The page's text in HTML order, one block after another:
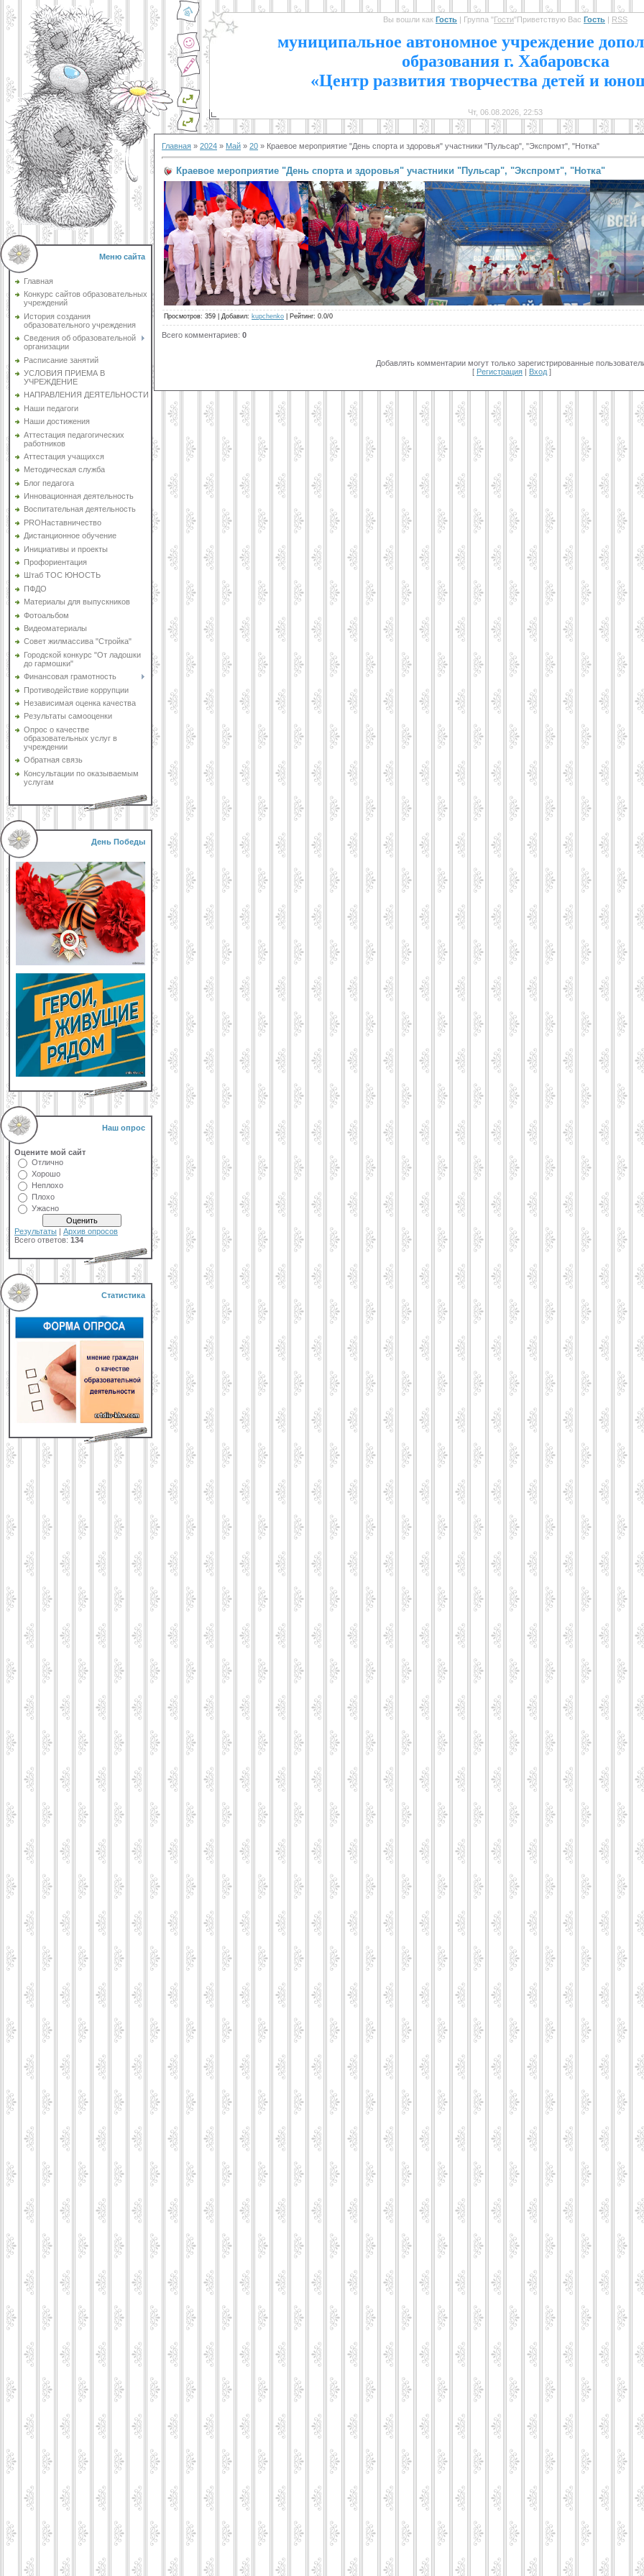
Меню сайта
Главная
Конкурс сайтов образовательных
учреждений
История создания
образовательного учреждения
Сведения об образовательной
организации
Расписание занятий
УСЛОВИЯ ПРИЕМА В
УЧРЕЖДЕНИЕ
НАПРАВЛЕНИЯ ДЕЯТЕЛЬНОСТИ
Наши педагоги
Наши достижения
Аттестация педагогических
работников
Аттестация учащихся
Методическая служба
Блог педагога
Инновационная деятельность
Воспитательная деятельность
PROНаставничество
Дистанционное обучение
Инициативы и проекты
Профориентация
Штаб ТОС ЮНОСТЬ
ПФДО
Материалы для выпускников
Фотоальбом
Видеоматериалы
Совет жилмассива "Стройка"
Городской конкурс "От ладошки
до гармошки"
Финансовая грамотность
Противодействие коррупции
Независимая оценка качества
Результаты самооценки
Опрос о качестве
образовательных услуг в
учреждении
Обратная связь
Консультации по оказываемым
услугам
День Победы
Наш опрос
Оцените мой сайт
Отлично
Хорошо
Неплохо
Плохо
Ужасно
Результаты | Архив опросов
Всего ответов: 134
Статистика
Вы вошли как Гость | Группа "Гости"Приветствую Вас Гость | RSS
муниципальное автономное учреждение
образования г. Хабаровска
«Центр развития творчества детей и
Чт, 06.08.2026, 22:53
Главная » 2024 » Май » 20 » Краевое мероприятие "День спорта и здоровья" участники "Пульсар", "Экспромт", "Нотка"
Краевое мероприятие "День спорта и здоровья" участники "Пульсар", "Экспромт", "Нотка"
Просмотров: 359 Добавил: kupchenko Рейтинг: 0.0/0
Всего комментариев: 0
Добавлять комментарии могут только зарегистрированные
[ Регистрация | Вход ]